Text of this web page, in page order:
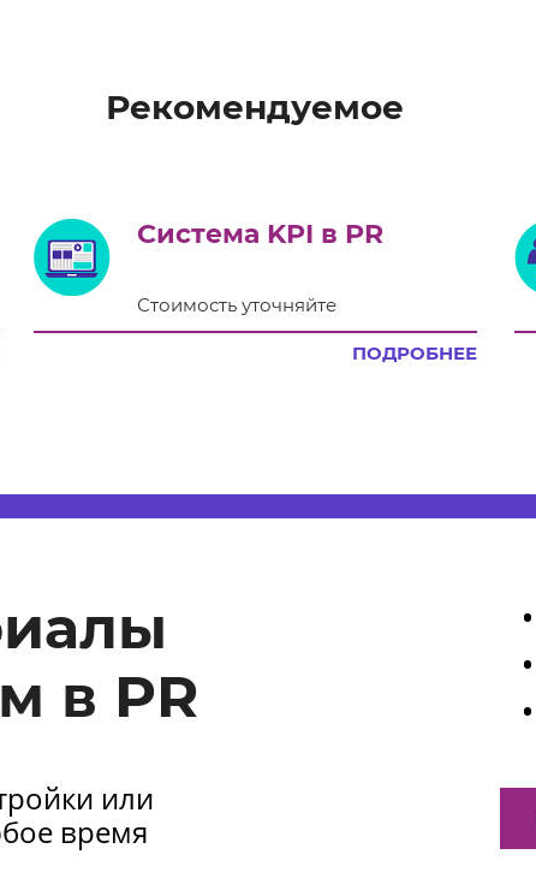
Рекомендуемое
Система KPI в PR
Стоимость уточняйте
ПОДРОБНЕЕ
в PR
или
время